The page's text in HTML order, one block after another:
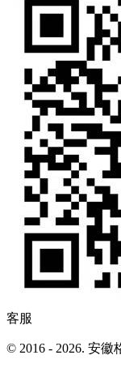
客服
© 2016 - 2026. 安徽